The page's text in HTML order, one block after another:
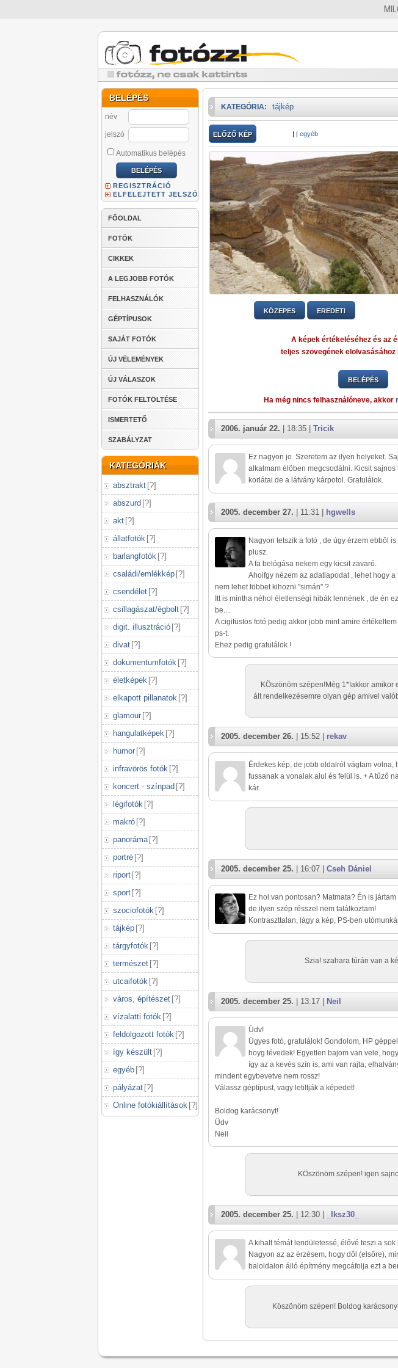
BELÉPÉS
név
jelszó
Automatikus belépés
REGISZTRÁCIÓ
ELFELEJTETT JELSZÓ
FŐOLDAL
FOTÓK
CIKKEK
A LEGJOBB FOTÓK
FELHASZNÁLÓK
GÉPTÍPUSOK
SAJÁT FOTÓK
ÚJ VÉLEMÉNYEK
ÚJ VÁLASZOK
FOTÓK FELTÖLTÉSE
ISMERTETŐ
SZABÁLYZAT
KATEGÓRIÁK
absztrakt [?]
abszurd [?]
akt [?]
állatfotók [?]
barlangfotók [?]
családi/emlékkép [?]
csendélet [?]
csillagászat/égbolt [?]
digit. illusztráció [?]
divat [?]
dokumentumfotók [?]
életképek [?]
elkapott pillanatok [?]
glamour [?]
hangulatképek [?]
humor [?]
infravörös fotók [?]
koncert - színpad [?]
légifotók [?]
makró [?]
panoráma [?]
portré [?]
riport [?]
sport [?]
szociofotók [?]
tájkép [?]
tárgyfotók [?]
természet [?]
utcaifotók [?]
város, építészet [?]
vízalatti fotók [?]
feldolgozott fotók [?]
így készült [?]
egyéb [?]
pályázat [?]
Online fotókiállítások [?]
KATEGÓRIA: tájkép
ELŐZŐ KÉP | | egyéb
KÖZEPES EREDETI
A képek értékeléséhez és az
teljes szövegének elolvasásához
BELÉPÉS
Ha még nincs felhasználóneve, akkor
2006. január 22. | 18:35 | Tricik
Ez nagyon jo. Szeretem az ilyen helyeket.
alkalmam élöben megcsodálni. Kicsit sajnos
korlátai de a látvány kárpotol. Gratulálok.
2005. december 27. | 11:31 | hgwells
Nagyon tetszik a fotó , de úgy érzem ebből
plusz.
A fa belógása nekem egy kicsit zavaró.
Ahoifgy nézem az adatlapodat , lehet hogy
nem lehet többet kihozni "simán" ?
Itt is mintha néhol életlenségi hibák lennének , de én
be....
A cigifüstös fotó pedig akkor jobb mint amire
ps-t.
Ehez pedig gratulálok !
KÖszönöm szépen!Még 1*!akkor amikor
ált rendelkezésemre olyan gép amivel
2005. december 26. | 15:52 | rekav
Érdekes kép, de jobb oldalról vágtam volna,
fussanak a vonalak alul és felül is. + A tűző
kár.
2005. december 25. | 16:07 | Cseh Dániel
Ez hol van pontosan? Matmata? Én is
de ilyen szép résszel nem találkoztam!
Kontraszttalan, lágy a kép, PS-ben
Szia! szahara túrán van a
2005. december 25. | 13:17 | Neil
Üdv!
Ügyes fotó, gratulálok! Gondolom, HP
hoyg tévedek! Egyetlen bajom van vele,
így az a kevés szín is, ami van rajta,
mindent egybevetve nem rossz!
Válassz géptípust, vagy letiltják a képedet!
Boldog karácsonyt!
Üdv
Neil
KÖszönöm szépen! igen
2005. december 25. | 12:30 | _Iksz30_
A kihalt témát lendületessé, élővé teszi a sok
Nagyon az az érzésem, hogy dől (elsőre),
baloldalon álló építmény megcáfolja ezt a
Köszönöm szépen! Boldog